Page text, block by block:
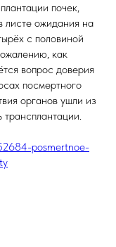
почек,
листе ожидания на
с половиной
как
вопрос доверия
посмертного
органов ушли из
posmertnoe-